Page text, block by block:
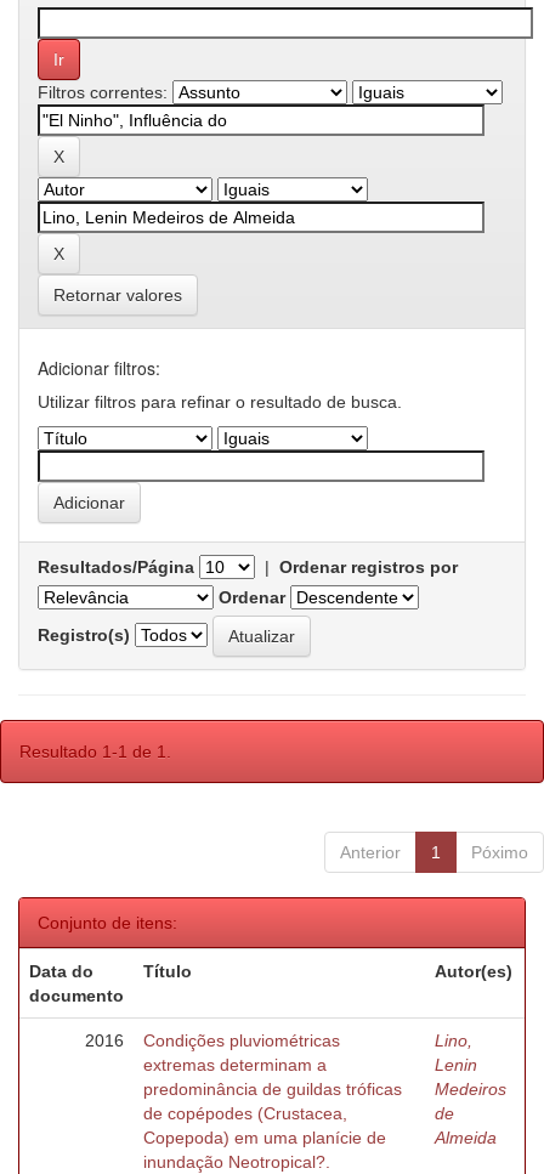
Filtros correntes:
Retornar valores
Adicionar filtros:
Utilizar filtros para refinar o resultado de busca.
Resultados/Página | Ordenar registros por
Ordenar
Registro(s)
Resultado 1-1 de 1.
Anterior 1 Póximo
Conjunto de itens:
Data do
documento
Título Autor(es)
2016
Condições pluviométricas
extremas determinam a
predominância de guildas tróficas
de copépodes (Crustacea,
Copepoda) em uma planície de
inundação Neotropical?.
Lino,
Lenin
Medeiros
de
Almeida